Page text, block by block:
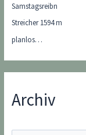
Samstagsreibn
Streicher 1594 m
planlos…
Archiv